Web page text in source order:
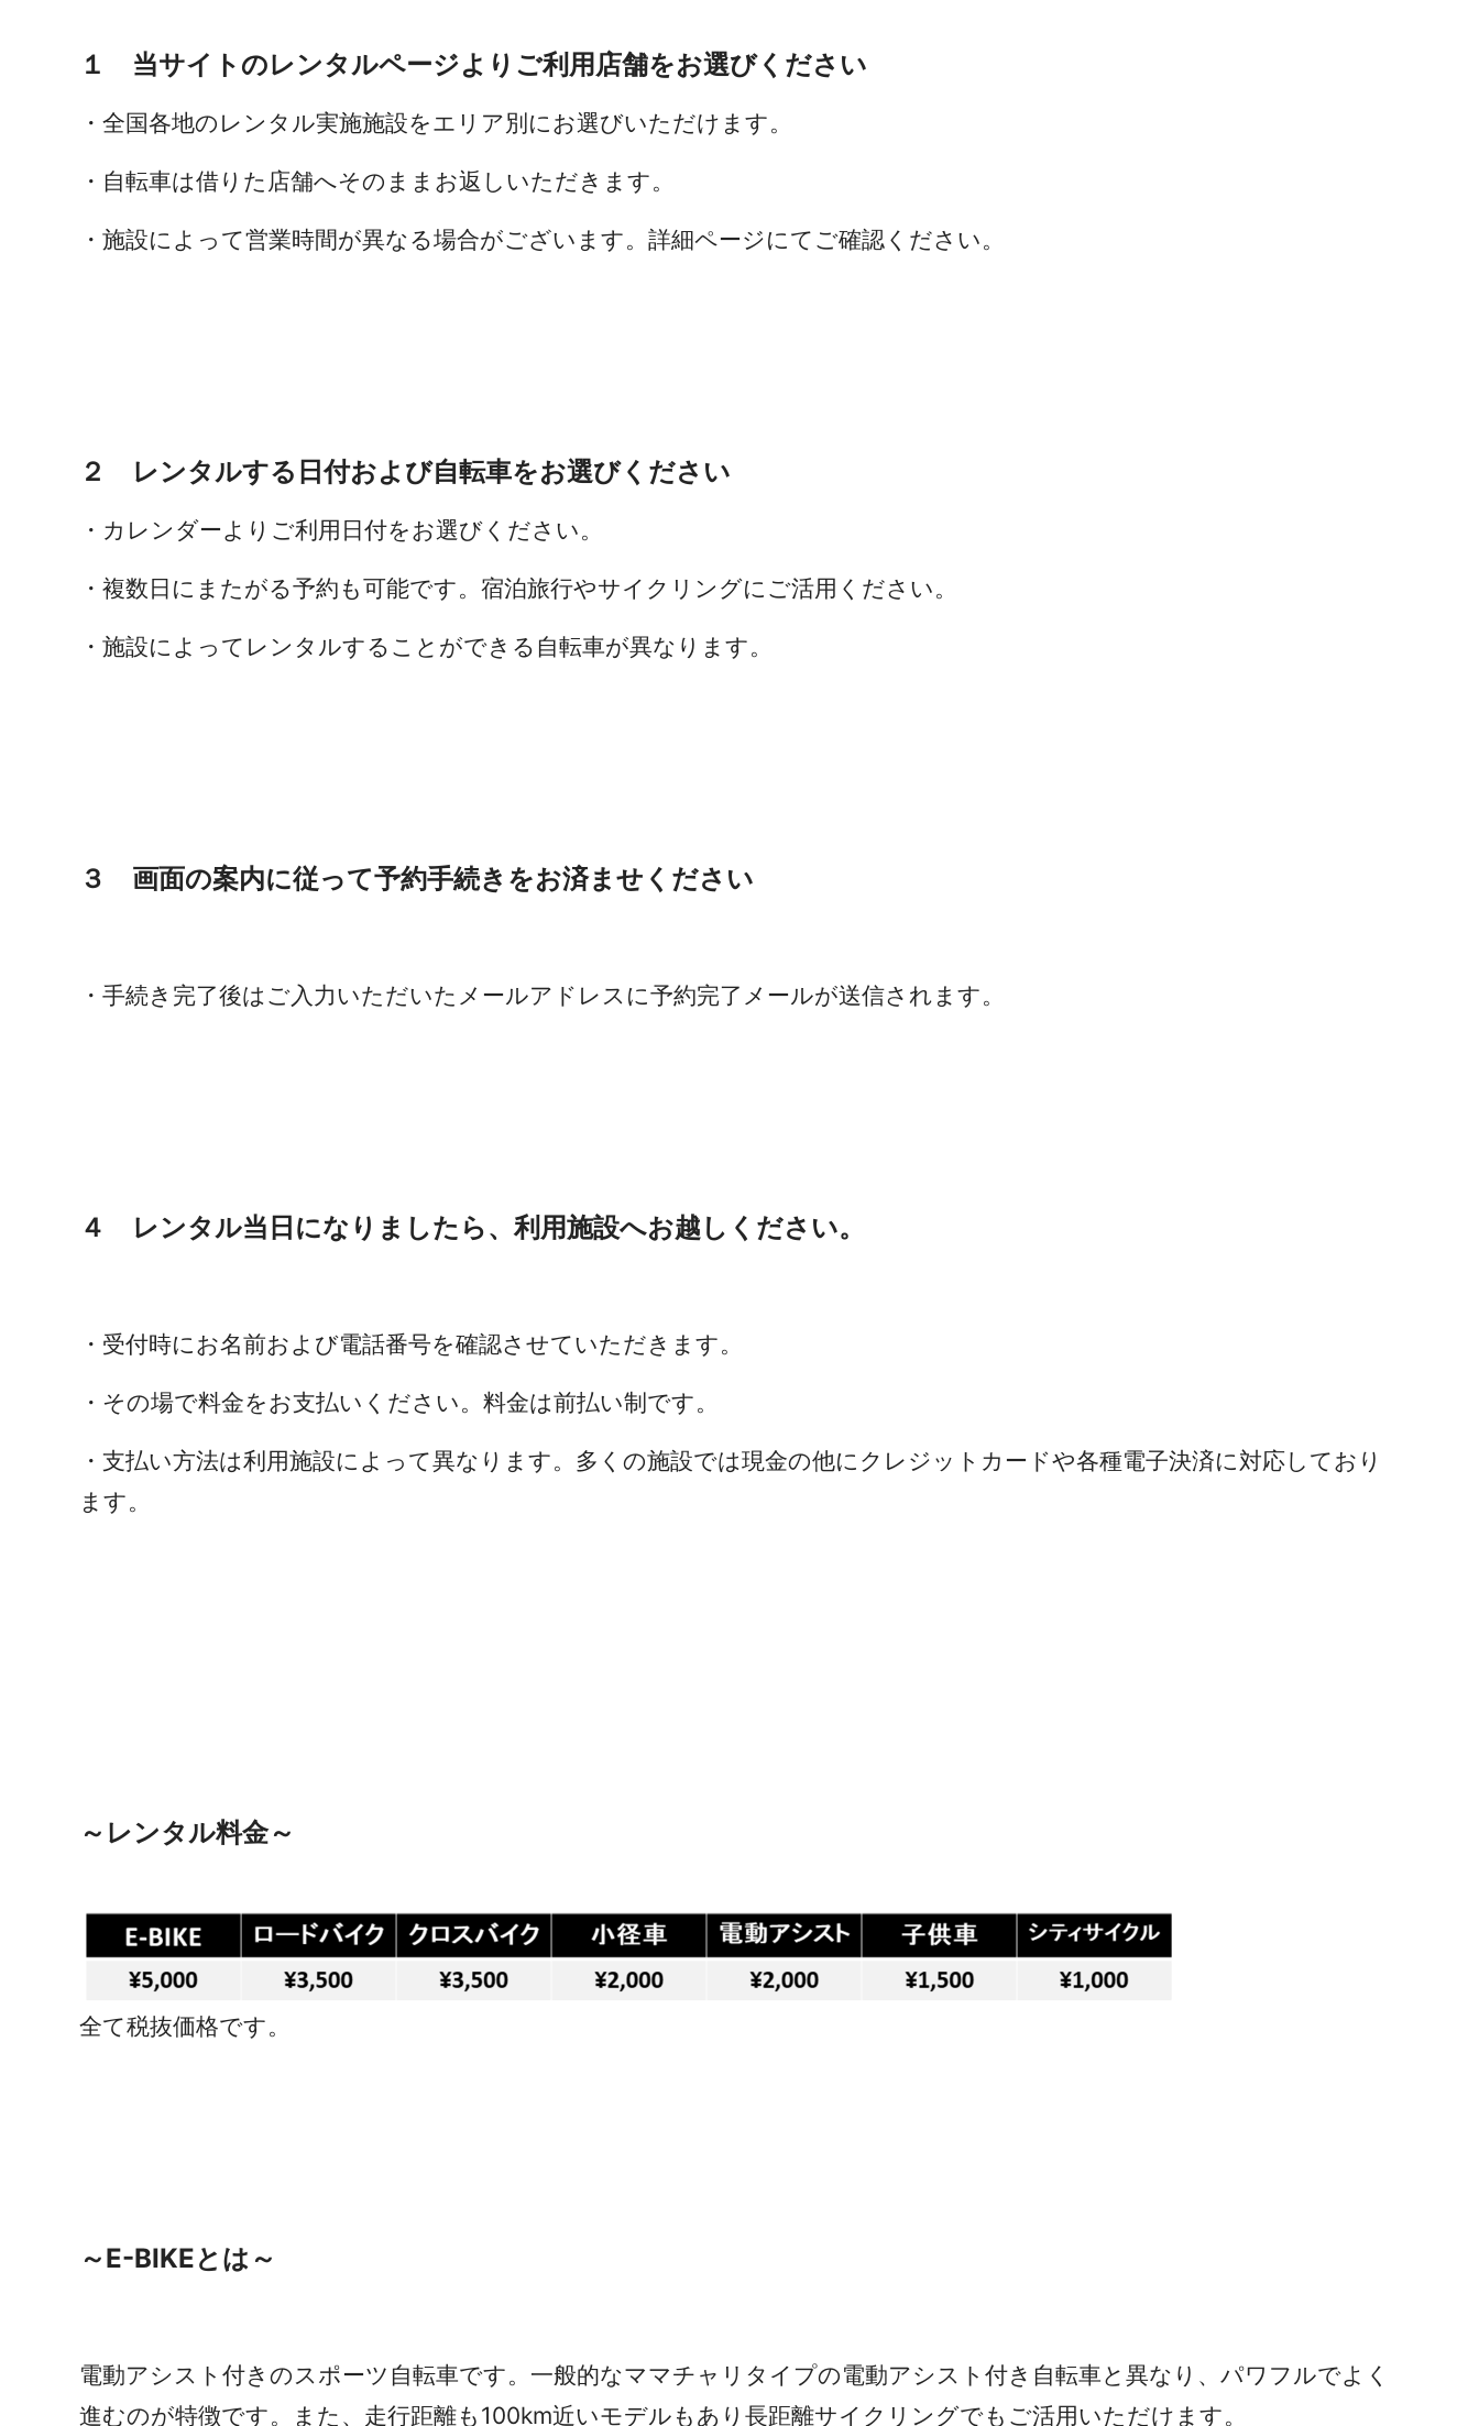
１ 当サイトのレンタルページよりご利用店舗をお選びください
・全国各地のレンタル実施施設をエリア別にお選びいただけます。
・自転車は借りた店舗へそのままお返しいただきます。
・施設によって営業時間が異なる場合がございます。詳細ページにてご確認ください。
２ レンタルする日付および自転車をお選びください
・カレンダーよりご利用日付をお選びください。
・複数日にまたがる予約も可能です。宿泊旅行やサイクリングにご活用ください。
・施設によってレンタルすることができる自転車が異なります。
３ 画面の案内に従って予約手続きをお済ませください
・手続き完了後はご入力いただいたメールアドレスに予約完了メールが送信されます。
４ レンタル当日になりましたら、利用施設へお越しください。
・受付時にお名前および電話番号を確認させていただきます。
・その場で料金をお支払いください。料金は前払い制です。
・支払い方法は利用施設によって異なります。多くの施設では現金の他にクレジットカードや各種電子決済に対応しており
ます。
～レンタル料金～
全て税抜価格です。
～E-BIKEとは～
電動アシスト付きのスポーツ自転車です。一般的なママチャリタイプの電動アシスト付き自転車と異なり、パワフルでよく
進むのが特徴です。また、走行距離も100km近いモデルもあり長距離サイクリングでもご活用いただけます。